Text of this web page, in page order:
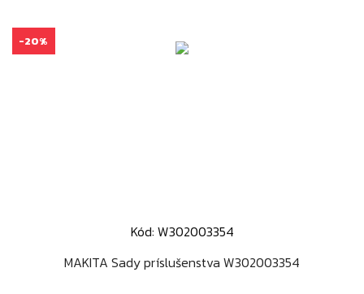
Kód: W302003354
MAKITA Sady príslušenstva W302003354
-20%